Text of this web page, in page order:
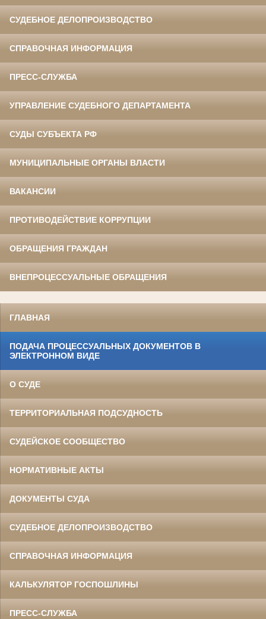
СУДЕБНОЕ ДЕЛОПРОИЗВОДСТВО
СПРАВОЧНАЯ ИНФОРМАЦИЯ
ПРЕСС-СЛУЖБА
УПРАВЛЕНИЕ СУДЕБНОГО ДЕПАРТАМЕНТА
СУДЫ СУБЪЕКТА РФ
МУНИЦИПАЛЬНЫЕ ОРГАНЫ ВЛАСТИ
ВАКАНСИИ
ПРОТИВОДЕЙСТВИЕ КОРРУПЦИИ
ОБРАЩЕНИЯ ГРАЖДАН
ВНЕПРОЦЕССУАЛЬНЫЕ ОБРАЩЕНИЯ
ГЛАВНАЯ
ПОДАЧА ПРОЦЕССУАЛЬНЫХ ДОКУМЕНТОВ В
ЭЛЕКТРОННОМ ВИДЕ
О СУДЕ
ТЕРРИТОРИАЛЬНАЯ ПОДСУДНОСТЬ
СУДЕЙСКОЕ СООБЩЕСТВО
НОРМАТИВНЫЕ АКТЫ
ДОКУМЕНТЫ СУДА
СУДЕБНОЕ ДЕЛОПРОИЗВОДСТВО
СПРАВОЧНАЯ ИНФОРМАЦИЯ
КАЛЬКУЛЯТОР ГОСПОШЛИНЫ
ПРЕСС-СЛУЖБА